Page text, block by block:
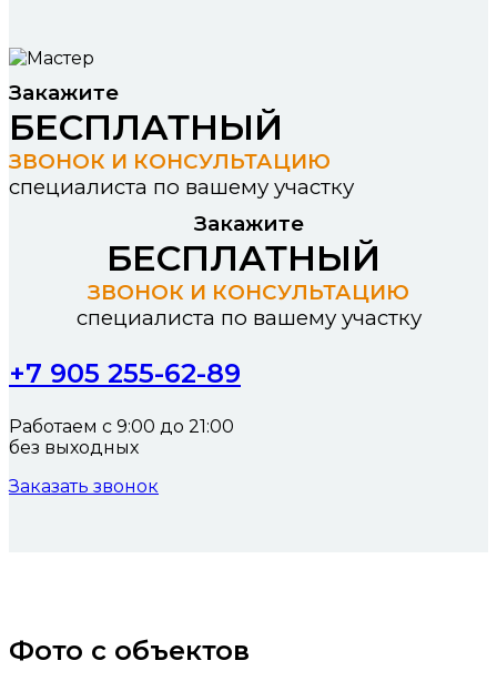
Закажите
БЕСПЛАТНЫЙ
ЗВОНОК И КОНСУЛЬТАЦИЮ
специалиста по вашему участку
Закажите
БЕСПЛАТНЫЙ
ЗВОНОК И КОНСУЛЬТАЦИЮ
специалиста по вашему участку
+7 905 255-62-89
Работаем с 9:00 до 21:00
без выходных
Заказать звонок
Фото с объектов